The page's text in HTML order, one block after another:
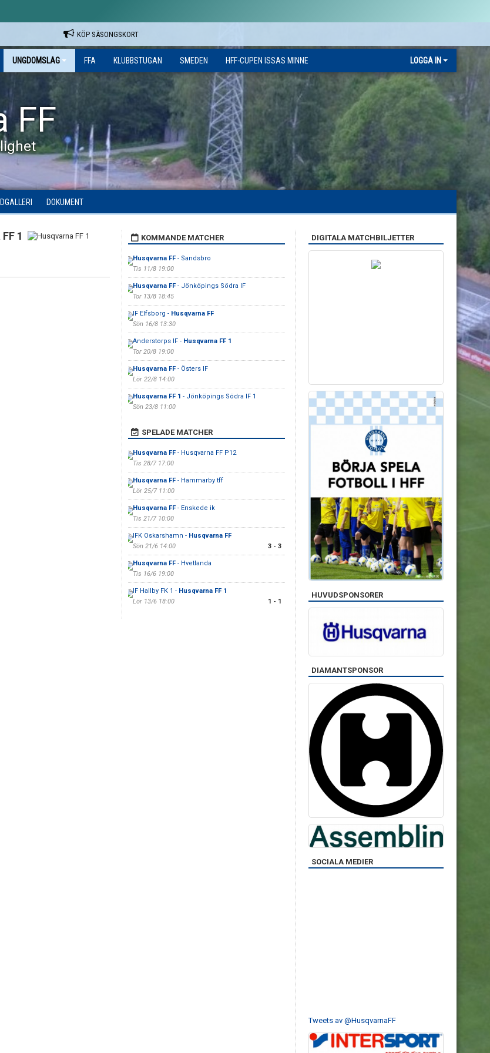
KÖP SÄSONGSKORT
UNGDOMSLAG FFA KLUBBSTUGAN SMEDEN HFF-CUPEN ISSAS MINNE LOGGA IN
FF
DOKUMENT
1 KOMMANDE MATCHER
Husqvarna FF- Sandsbro
Tis 11/8 19:00
Husqvarna FF- Jönköpings Södra IF
Tor 13/8 18:45
IF Elfsborg - Husqvarna FF
Sön 16/8 13:30
Anderstorps IF - Husqvarna FF 1
Tor 20/8 19:00
Husqvarna FF- Östers IF
Lör 22/8 14:00
Husqvarna FF 1 - Jönköpings Södra IF 1
Sön 23/8 11:00
SPELADE MATCHER
Husqvarna FF- Husqvarna FF P12
Tis 28/7 17:00
Husqvarna FF- Hammarby tff
Lör 25/7 11:00
Husqvarna FF- Enskede ik
Tis 21/7 10:00
IFK Oskarshamn - Husqvarna FF
Sön 21/6 14:00
3 - 3
Husqvarna FF- Hvetlanda
Tis 16/6 19:00
IF Hallby FK 1 - Husqvarna FF 1
Lör 13/6 18:00
1 - 1
DIGITALA MATCHBILJETTER
HUVUDSPONSORER
DIAMANTSPONSOR
SOCIALA MEDIER
Tweets av @HusqvarnaFF